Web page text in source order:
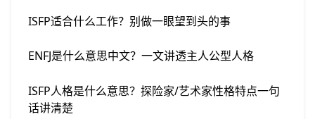
ISFP适合什么工作？别做一眼望到头的事
ENFJ是什么意思中文？一文讲透主人公型人格
ISFP人格是什么意思？探险家/艺术家性格特点一句
话讲清楚